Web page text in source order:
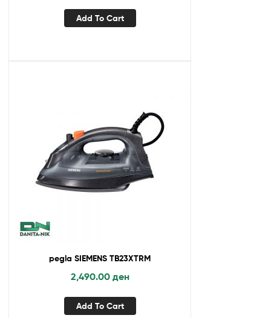
Add To Cart
pegla SIEMENS TB23XTRM
2,490.00 ден
Add To Cart